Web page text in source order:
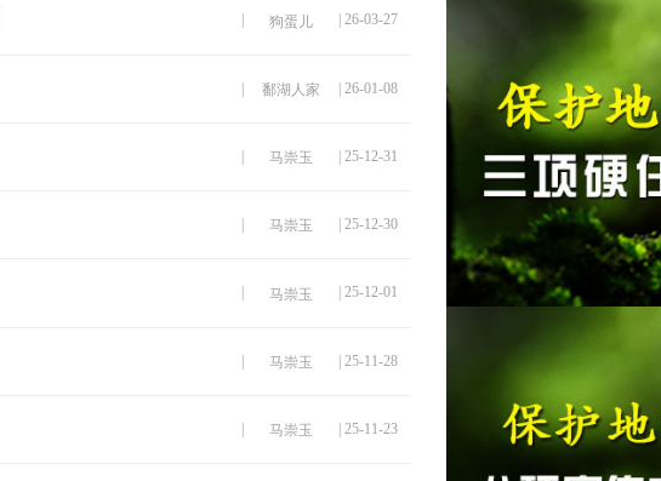
狗蛋儿 | 26-03-27
| 鄱湖人家 | 26-01-08
| 马崇玉 | 25-12-31
马崇玉 | 25-12-30
马崇玉 | 25-12-01
| 马崇玉 | 25-11-28
| 马崇玉 | 25-11-23